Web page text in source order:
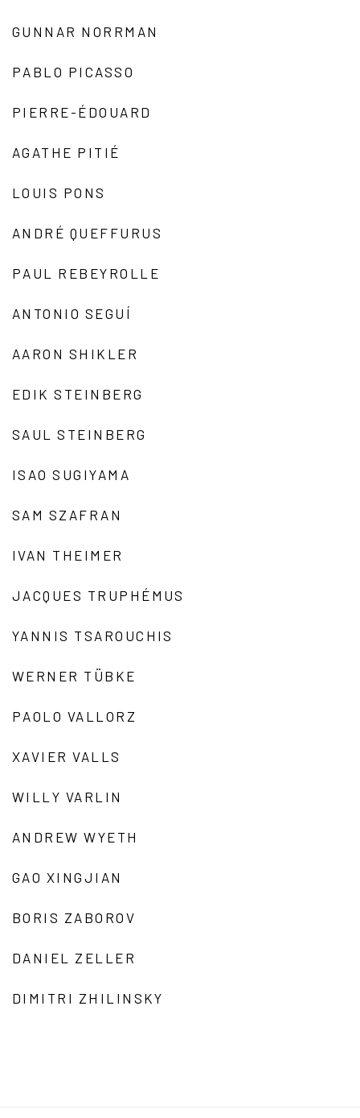
GUNNAR NORRMAN
PABLO PICASSO
PIERRE-ÉDOUARD
AGATHE PITIÉ
LOUIS PONS
ANDRÉ QUEFFURUS
PAUL REBEYROLLE
ANTONIO SEGUÍ
AARON SHIKLER
EDIK STEINBERG
SAUL STEINBERG
ISAO SUGIYAMA
SAM SZAFRAN
IVAN THEIMER
JACQUES TRUPHÉMUS
YANNIS TSAROUCHIS
WERNER TÜBKE
PAOLO VALLORZ
XAVIER VALLS
WILLY VARLIN
ANDREW WYETH
GAO XINGJIAN
BORIS ZABOROV
DANIEL ZELLER
DIMITRI ZHILINSKY